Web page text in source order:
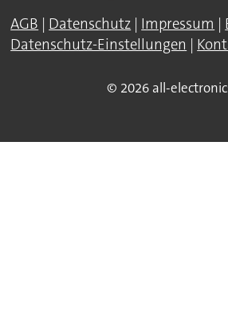
AGB | Datenschutz | Impressum |
Datenschutz-Einstellungen |
© 2026 all-